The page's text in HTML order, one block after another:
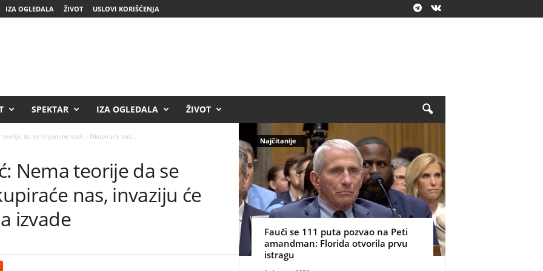
IZA OGLEDALA ŽIVOT USLOVI KORIŠĆENJA
SPEKTAR IZA OGLEDALA ŽIVOT
da se litijum ne vadi – Okupiraće nas,...
Nema teorije da se
nas, invaziju će
izvade
Najčitanije
Fauči se 111 puta pozvao na Peti
amandman: Florida otvorila prvu
istragu